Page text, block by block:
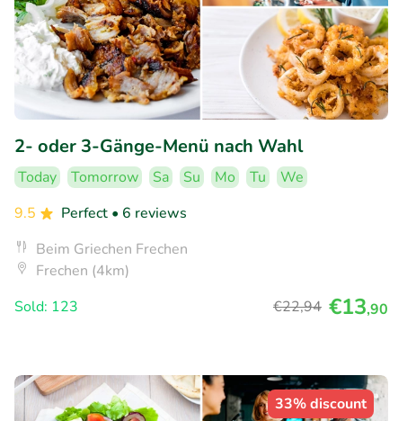
2- oder 3-Gänge-Menü nach Wahl
Today Tomorrow Sa Su Mo Tu
We
9.5
Perfect • 6 reviews
Beim Griechen Frechen
Frechen (4km)
Sold: 123
€22,94 €13,90
33% discount